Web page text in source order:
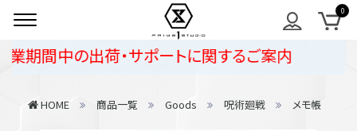
中の出荷・サポートに関するご案内
HOME 商品一覧 Goods 呪術廻戦 メモ帳